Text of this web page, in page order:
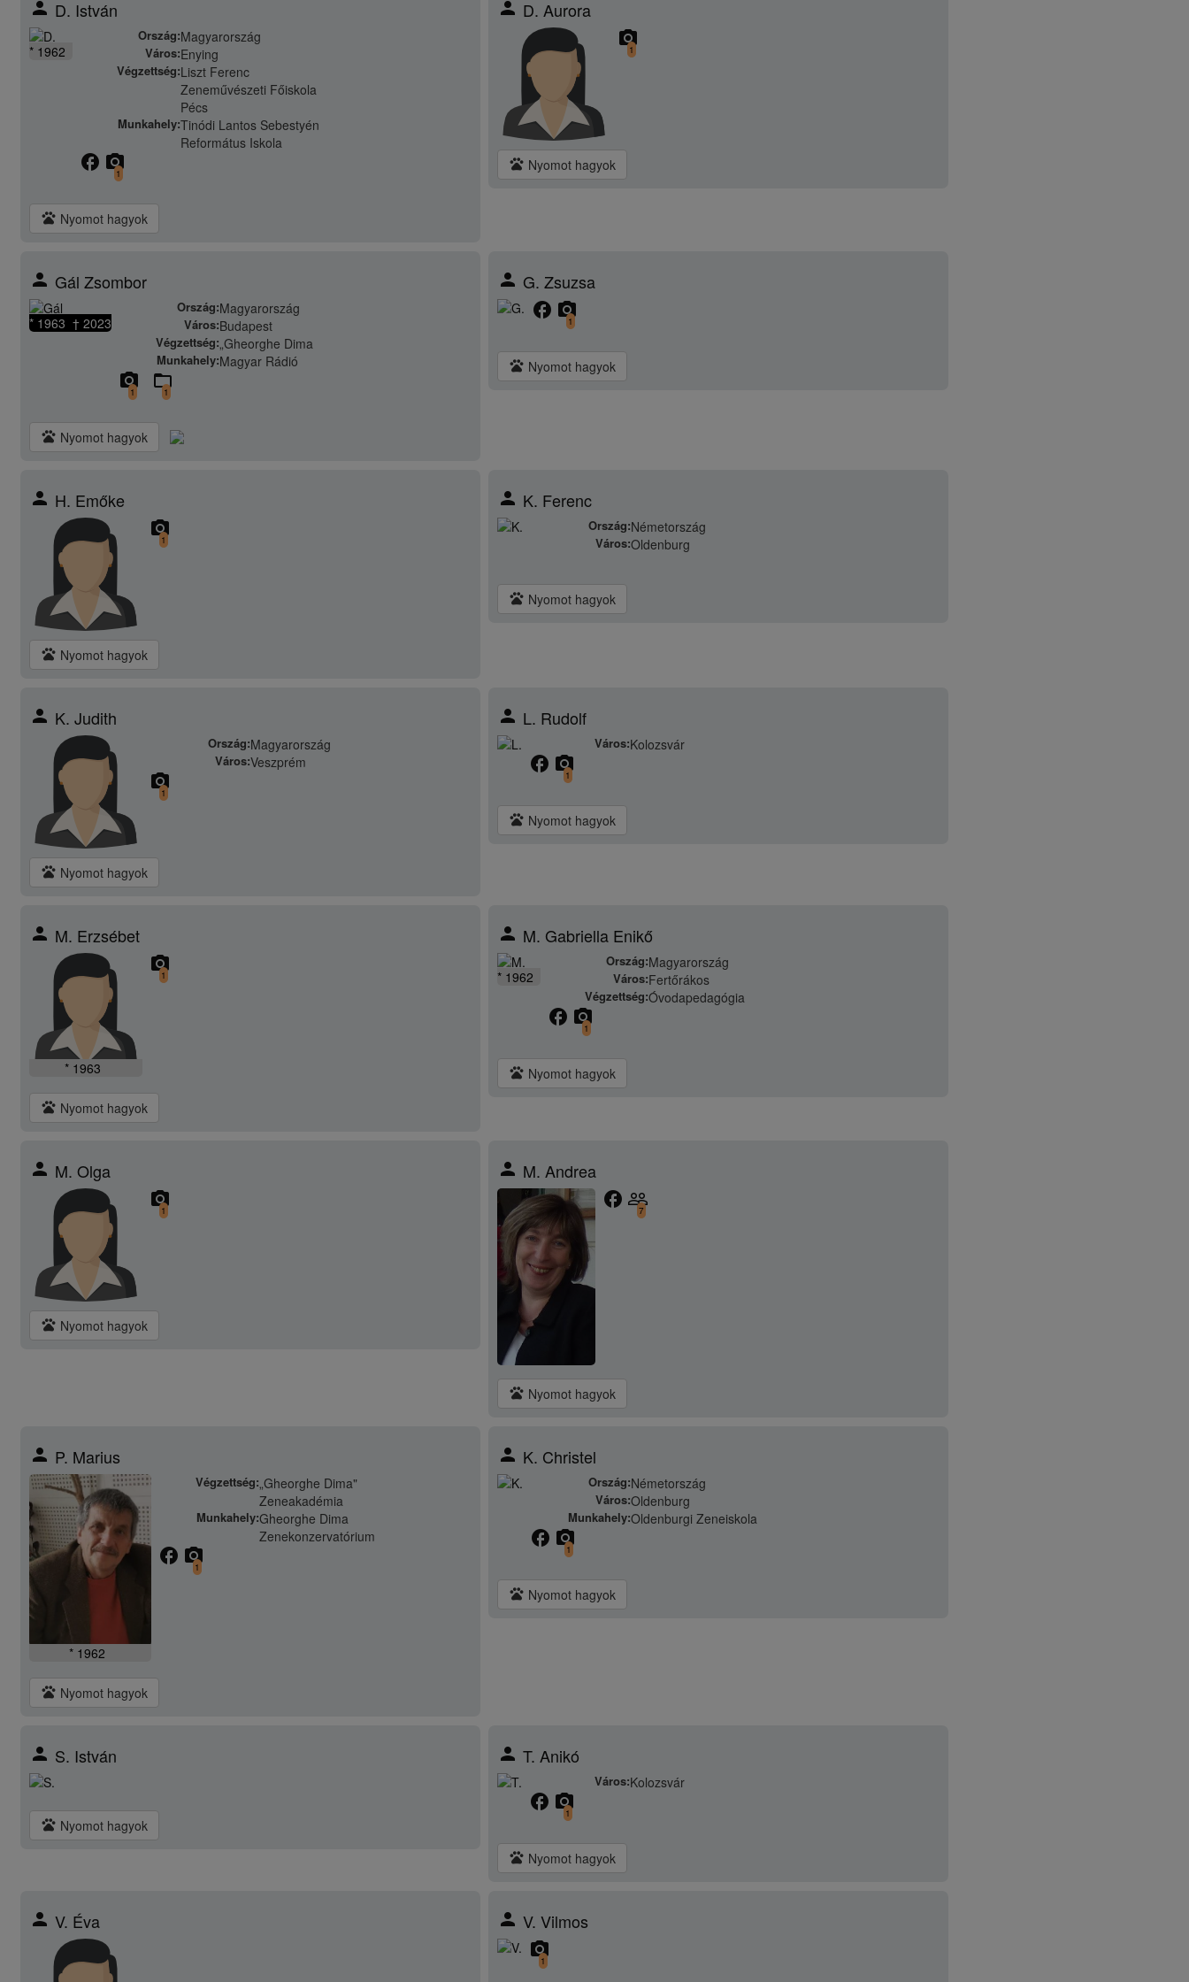
person D. István
* 1962
Ország:Magyarország
Város:Enying
Végzettség:Liszt Ferenc
Zeneművészeti Főiskola
Pécs
Munkahely:Tinódi Lantos Sebestyén
Református Iskola
facebook camera_alt
1
pets Nyomot hagyok
person D. Aurora
camera_alt
1
pets Nyomot hagyok
person Gál Zsombor
* 1963 † 2023
Ország:Magyarország
Város:Budapest
Végzettség:„Gheorghe Dima
Munkahely:Magyar Rádió
camera_alt
1
folder_open
1
pets Nyomot hagyok
person G. Zsuzsa
facebook camera_alt
1
pets Nyomot hagyok
person H. Emőke
camera_alt
1
pets Nyomot hagyok
person K. Ferenc
Ország:Németország
Város:Oldenburg
pets Nyomot hagyok
person K. Judith
Ország:Magyarország
Város:Veszprém
camera_alt
1
pets Nyomot hagyok
person L. Rudolf
Város:Kolozsvár
facebook camera_alt
1
pets Nyomot hagyok
person M. Erzsébet
* 1963
camera_alt
1
pets Nyomot hagyok
person M. Gabriella Enikő
* 1962
Ország:Magyarország
Város:Fertőrákos
Végzettség:Óvodapedagógia
facebook camera_alt
1
pets Nyomot hagyok
person M. Olga
camera_alt
1
pets Nyomot hagyok
person M. Andrea
facebook people_outline
7
pets Nyomot hagyok
person P. Marius
* 1962
Végzettség:„Gheorghe Dima"
Zeneakadémia
Munkahely:Gheorghe Dima
Zenekonzervatórium
facebook camera_alt
1
pets Nyomot hagyok
person K. Christel
Ország:Németország
Város:Oldenburg
Munkahely:Oldenburgi Zeneiskola
facebook camera_alt
1
pets Nyomot hagyok
person S. István
pets Nyomot hagyok
person T. Anikó
Város:Kolozsvár
facebook camera_alt
1
pets Nyomot hagyok
person V. Éva person V. Vilmos
camera_alt
1